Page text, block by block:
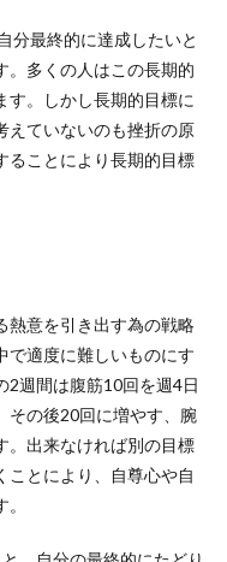
分最終的に達成したいと
。多くの人はこの長期的
す。しかし長期的目標に
えていないのも挫折の原
ることにより長期的目標
熱意を引き出す為の戦略
で適度に難しいものにす
2週間は腹筋10回を週4日
その後20回に増やす、腕
。出来なければ別の目標
ことにより、自尊心や自